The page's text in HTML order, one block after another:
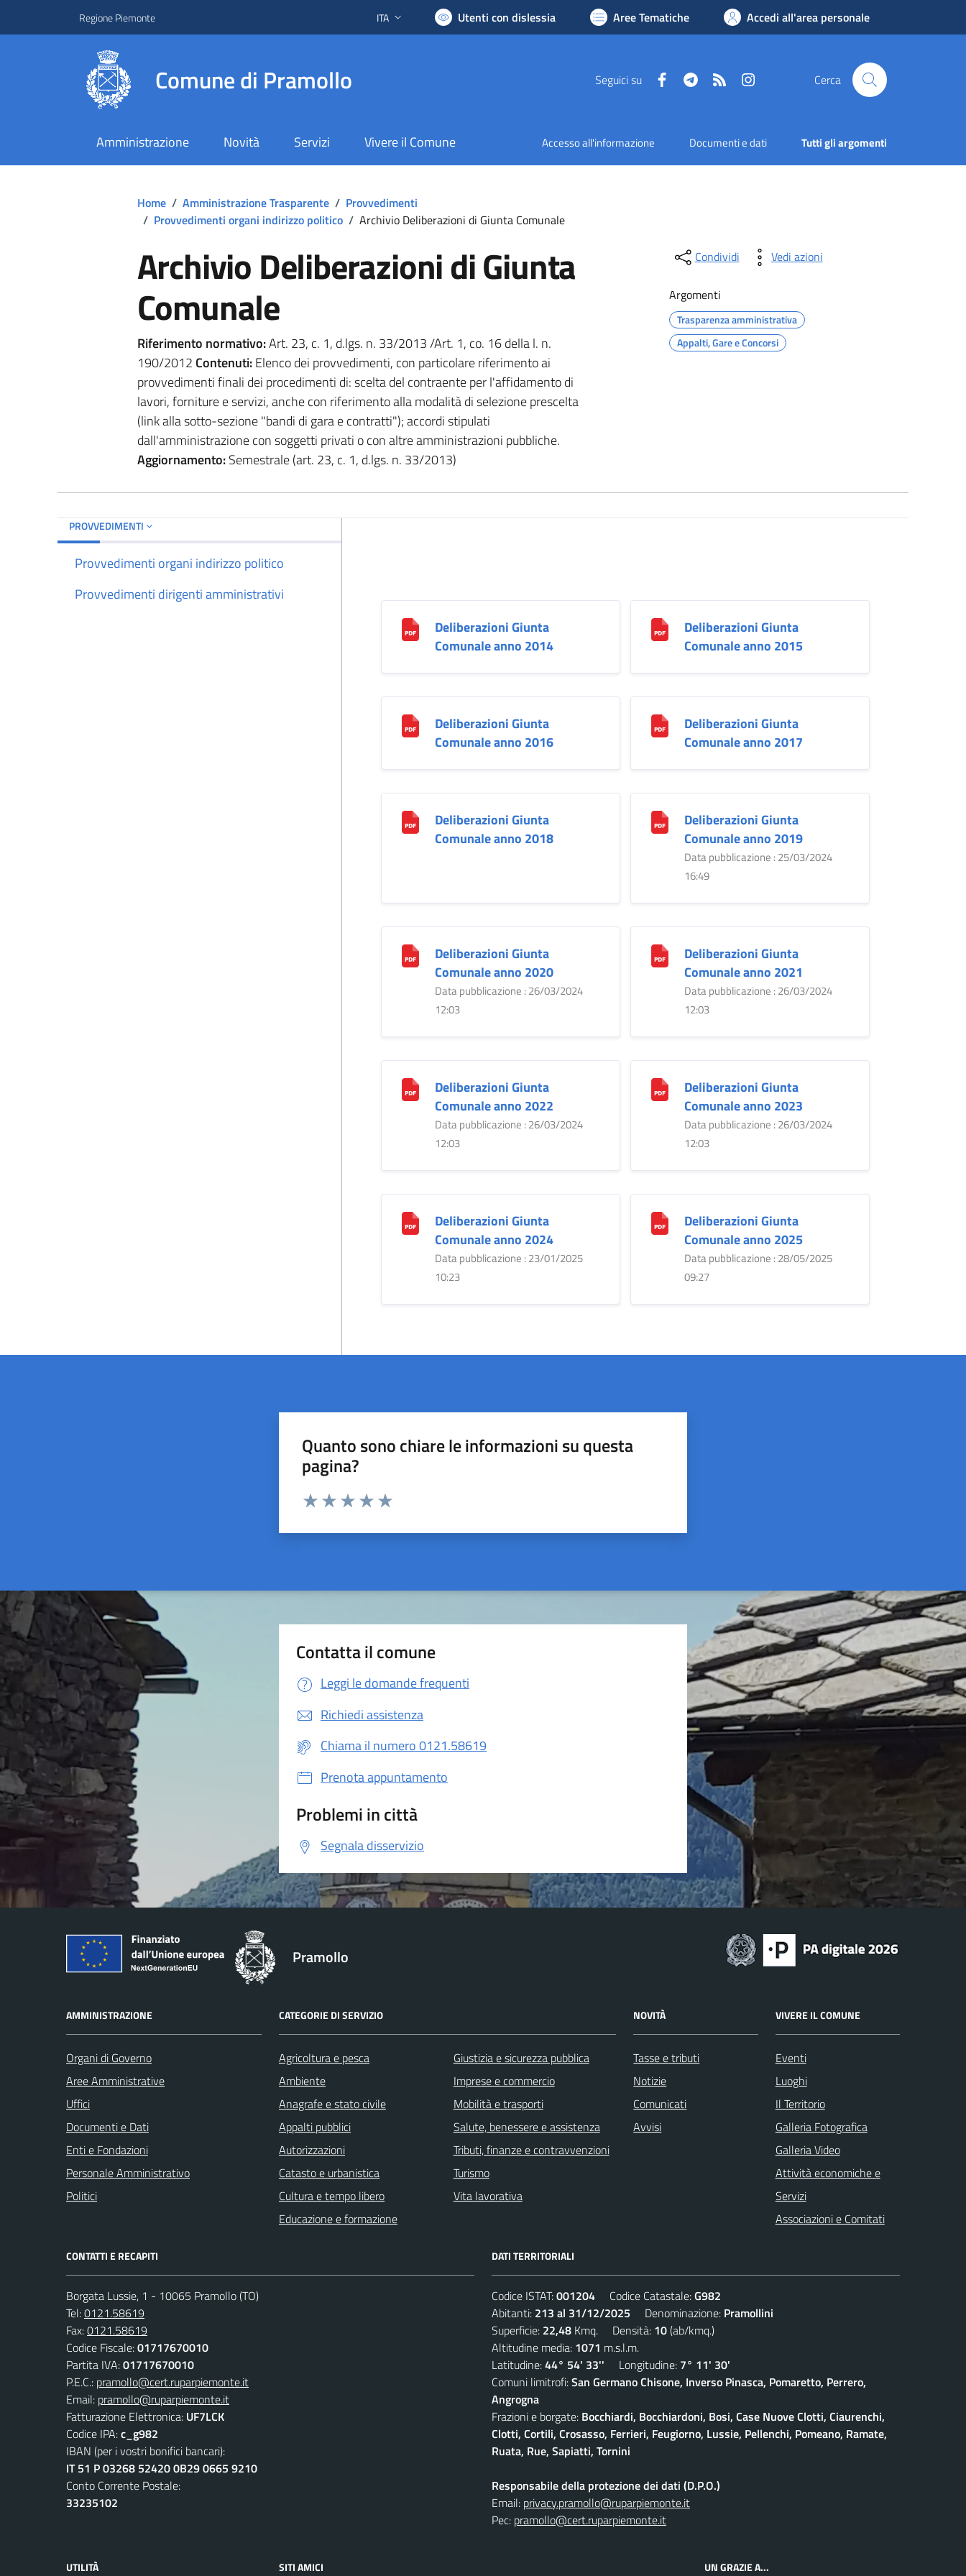
Regione Piemonte Lingua attiva:
ITA Utenti con dislessia Aree Tematiche Accedi all'area personale
Comune di Pramollo Seguici su FacebookTelegramRSS Cerca
Amministrazione Novità Servizi Vivere il Comune Accesso all'informazione Documenti e dati Tutti gli argomenti
Home / Amministrazione Trasparente / Provvedimenti
/ Provvedimenti organi indirizzo politico / Archivio Deliberazioni di Giunta Comunale
Archivio Deliberazioni di Giunta
Comunale
Riferimento normativo:Art. 23, c. 1, d.lgs. n. 33/2013 /Art. 1, co. 16 della l. n.
190/2012 Contenuti:Elenco dei provvedimenti, con particolare riferimento ai
provvedimenti finali dei procedimenti di: scelta del contraente per l'affidamento di
lavori, forniture e servizi, anche con riferimento alla modalità di selezione prescelta
(link alla sotto-sezione "bandi di gara e contratti"); accordi stipulati
dall'amministrazione con soggetti privati o con altre amministrazioni pubbliche.
Aggiornamento:Semestrale (art. 23, c. 1, d.lgs. n. 33/2013)
Condividi Vedi azioni
Argomenti
Trasparenza amministrativa
Appalti, Gare e Concorsi
PROVVEDIMENTI
Provvedimenti organi indirizzo politico
Provvedimenti dirigenti amministrativi
Deliberazioni Giunta
Comunale anno 2014
Deliberazioni Giunta
Comunale anno 2015
Deliberazioni Giunta
Comunale anno 2016
Deliberazioni Giunta
Comunale anno 2017
Deliberazioni Giunta
Comunale anno 2018
Deliberazioni Giunta
Comunale anno 2019
Data pubblicazione : 25/03/2024
16:49
Deliberazioni Giunta
Comunale anno 2020
Data pubblicazione : 26/03/2024
12:03
Deliberazioni Giunta
Comunale anno 2021
Data pubblicazione : 26/03/2024
12:03
Deliberazioni Giunta
Comunale anno 2022
Data pubblicazione : 26/03/2024
12:03
Deliberazioni Giunta
Comunale anno 2023
Data pubblicazione : 26/03/2024
12:03
Deliberazioni Giunta
Comunale anno 2024
Data pubblicazione : 23/01/2025
10:23
Deliberazioni Giunta
Comunale anno 2025
Data pubblicazione : 28/05/2025
09:27
Quanto sono chiare le informazioni su questa
pagina?
Valuta da 1 a 5 stelle la pagina
Contatta il comune
Leggi le domande frequenti
Richiedi assistenza
Chiama il numero 0121.58619
Prenota appuntamento
Problemi in città
Segnala disservizio
Pramollo
AMMINISTRAZIONE
Organi di Governo
Aree Amministrative
Uffici
Documenti e Dati
Enti e Fondazioni
Personale Amministrativo
Politici
CATEGORIE DI SERVIZIO
Agricoltura e pesca
Ambiente
Anagrafe e stato civile
Appalti pubblici
Autorizzazioni
Catasto e urbanistica
Cultura e tempo libero
Educazione e formazione
Giustizia e sicurezza pubblica
Imprese e commercio
Mobilità e trasporti
Salute, benessere e assistenza
Tributi, finanze e contravvenzioni
Turismo
Vita lavorativa
NOVITÀ
Tasse e tributi
Notizie
Comunicati
Avvisi
VIVERE IL COMUNE
Eventi
Luoghi
Il Territorio
Galleria Fotografica
Galleria Video
Attività economiche e
Servizi
Associazioni e Comitati
CONTATTI E RECAPITI
Borgata Lussie, 1 - 10065 Pramollo (TO)
Tel:0121.58619
Fax:0121.58619
Codice Fiscale:01717670010
Partita IVA:01717670010
P.E.C.: pramollo@cert.ruparpiemonte.it
Email: pramollo@ruparpiemonte.it
Fatturazione Elettronica: UF7LCK
Codice IPA:c_g982
IBAN (per i vostri bonifici bancari):
IT 51 P 03268 52420 0B29 0665 9210
Conto Corrente Postale:
33235102
DATI TERRITORIALI
Codice ISTAT:001204 Codice Catastale:G982
Abitanti: 213 al 31/12/2025 Denominazione: Pramollini
Superficie: 22,48 Kmq. Densità: 10(ab/kmq.)
Altitudine media: 1071 m.s.l.m.
Latitudine:44° 54' 33'' Longitudine: 7° 11' 30'
Comuni limitrofi:San Germano Chisone, Inverso Pinasca, Pomaretto, Perrero,
Angrogna
Frazioni e borgate: Bocchiardi, Bocchiardoni, Bosi, Case Nuove Clotti, Ciaurenchi,
Clotti, Cortili, Crosasso, Ferrieri, Feugiorno, Lussie, Pellenchi, Pomeano, Ramate,
Ruata, Rue, Sapiatti, Tornini
Responsabile della protezione dei dati (D.P.O.)
Email: privacy.pramollo@ruparpiemonte.it
Pec: pramollo@cert.ruparpiemonte.it
UTILITÀ SITI AMICI UN GRAZIE A...